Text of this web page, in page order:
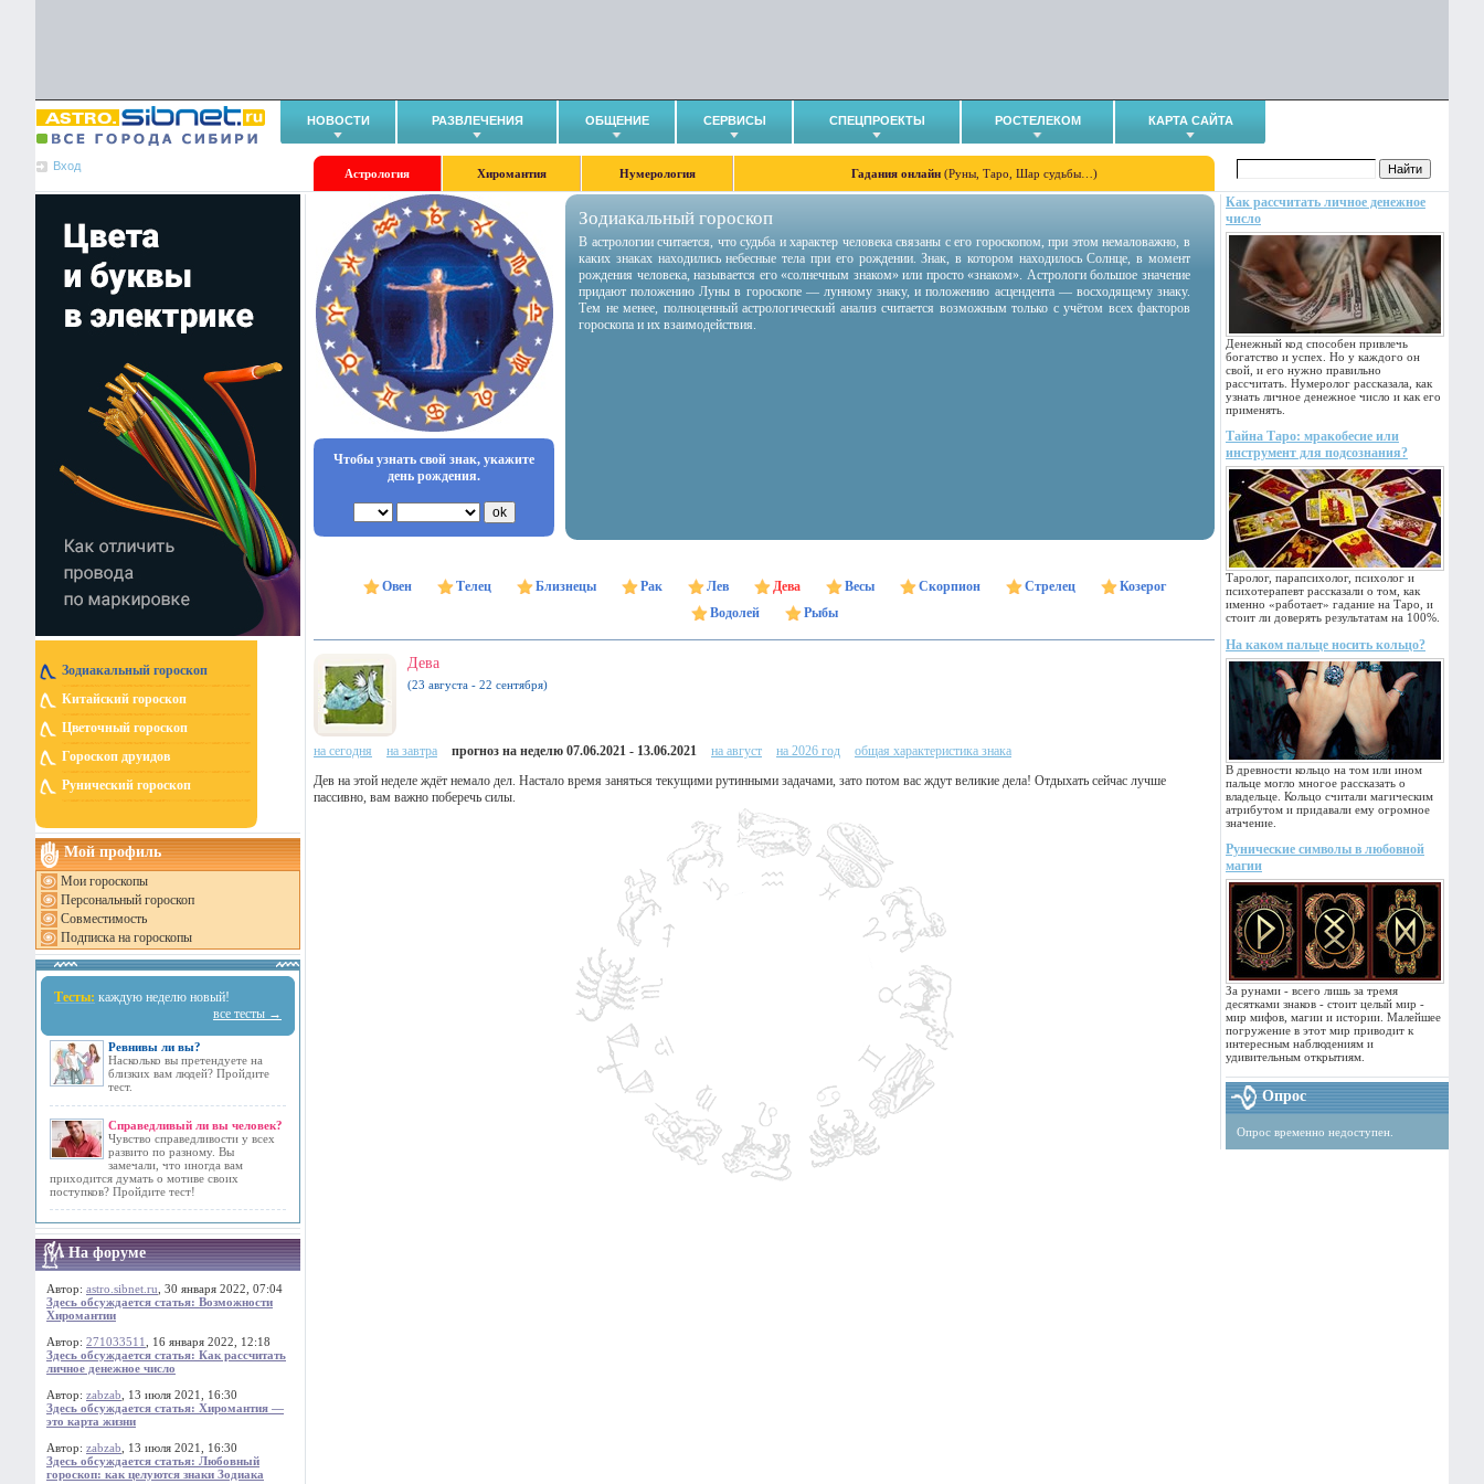
НОВОСТИ РАЗВЛЕЧЕНИЯ ОБЩЕНИЕ СЕРВИСЫ СПЕЦПРОЕКТЫ РОСТЕЛЕКОМ КАРТА САЙТА
Вход
Астрология Хиромантия Нумерология Гадания онлайн (Руны, Таро, Шар судьбы…)
Зодиакальный гороскоп
Китайский гороскоп
Цветочный гороскоп
Гороскоп друидов
Рунический гороскоп
Мой профиль
Мои гороскопы
Персональный гороскоп
Совместимость
Подписка на гороскопы
Тесты: каждую неделю новый!
все тесты →
Ревнивы ли вы?
Насколько вы претендуете на
близких вам людей? Пройдите
тест.
Справедливый ли вы человек?
Чувство справедливости у всех
развито по разному. Вы
замечали, что иногда вам
приходится думать о мотиве своих
поступков? Пройдите тест!
На форуме
Автор: astro.sibnet.ru , 30 января 2022, 07:04
Здесь обсуждается статья: Возможности
Хиромантии
Автор: 271033511
, 16 января 2022, 12:18
Здесь обсуждается статья: Как рассчитать
личное денежное число
Автор: zabzab , 13 июля 2021, 16:30
Здесь обсуждается статья: Хиромантия —
это карта жизни
Автор: zabzab , 13 июля 2021, 16:30
Здесь обсуждается статья: Любовный
гороскоп: как целуются знаки Зодиака
Как рассчитать личное денежное
число
Денежный код способен привлечь
богатство и успех. Но у каждого он
свой, и его нужно правильно
рассчитать. Нумеролог рассказала, как
узнать личное денежное число и как его
применять.
Тайна Таро: мракобесие или
инструмент для подсознания?
Таролог, парапсихолог, психолог и
психотерапевт рассказали о том, как
именно «работает» гадание на Таро, и
стоит ли доверять результатам на 100%.
На каком пальце носить кольцо?
В древности кольцо на том или ином
пальце могло многое рассказать о
владельце. Кольцо считали магическим
атрибутом и придавали ему огромное
значение.
Рунические символы в любовной
магии
За рунами - всего лишь за тремя
десятками знаков - стоит целый мир -
мир мифов, магии и истории. Малейшее
погружение в этот мир приводит к
интересным наблюдениям и
удивительным открытиям.
Опрос
Опрос временно недоступен.
Чтобы узнать свой знак, укажите
день рождения.
Зодиакальный гороскоп
В астрологии считается, что судьба и характер человека связаны с его гороскопом, при этом немаловажно, в
каких знаках находились небесные тела при его рождении. Знак, в котором находилось Солнце, в момент
рождения человека, называется его «солнечным знаком» или просто «знаком». Астрологи большое значение
придают положению Луны в гороскопе — лунному знаку, и положению асцендента — восходящему знаку.
Тем не менее, полноценный астрологический анализ считается возможным только с учётом всех факторов
гороскопа и их взаимодействия.
Овен Телец Близнецы Рак Лев Дева Весы Скорпион Стрелец
Козерог
Водолей
Рыбы
Дева
(23 августа - 22 сентября)
на сегодня на завтра прогноз на неделю 07.06.2021 - 13.06.2021 на август на 2026 год
общая характеристика знака
Дев на этой неделе ждёт немало дел. Настало время заняться текущими рутинными задачами, зато потом вас ждут великие дела! Отдыхать сейчас лучше
пассивно, вам важно поберечь силы.